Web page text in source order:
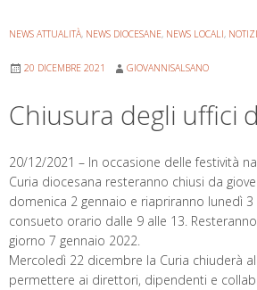
NEWS ATTUALITÀ, NEWS DIOCESANE, NEWS LOCALI,
20 DICEMBRE 2021 GIOVANNISALSANO
Chiusura degli uffici
20/12/2021 – In occasione delle festività
Curia diocesana resteranno chiusi da
domenica 2 gennaio e riapriranno lunedì 3
consueto orario dalle 9 alle 13.
giorno 7 gennaio 2022.
Mercoledì 22 dicembre la Curia chiuderà
permettere ai direttori, dipendenti e